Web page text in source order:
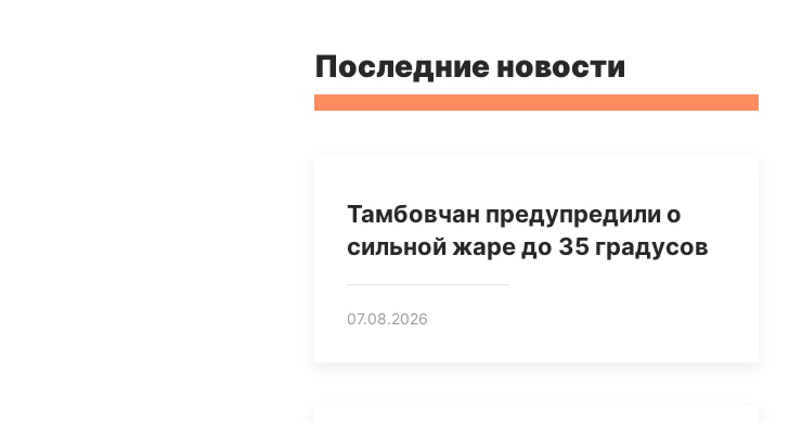
Последние новости
Тамбовчан предупредили о
сильной жаре до 35 градусов
07.08.2026